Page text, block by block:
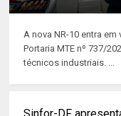
A nova NR-10 entra
Portaria MTE nº 737/
técnicos industriais. ...